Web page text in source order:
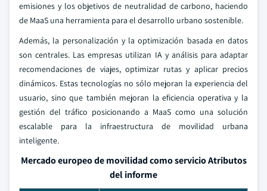
emisiones y los objetivos de neutralidad de carbono, haciendo
de MaaS una herramienta para el desarrollo urbano sostenible.
Además, la personalización y la optimización basada en datos
son centrales. Las empresas utilizan IA y análisis para adaptar
recomendaciones de viajes, optimizar rutas y aplicar precios
dinámicos. Estas tecnologías no sólo mejoran la experiencia del
usuario, sino que también mejoran la eficiencia operativa y la
gestión del tráfico posicionando a MaaS como una solución
escalable para la infraestructura de movilidad urbana
inteligente.
Mercado europeo de movilidad como servicio Atributos
del informe